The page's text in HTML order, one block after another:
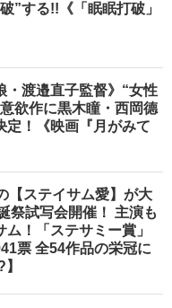
”する!!《「眠眠打破」
・渡邉直子監督》“女性
欲作に黒木瞳・西岡德
定！《映画『月がみて
【ステイサム愛】が大
祭試写会開催！ 主演も
！「ステサミー賞」
票 全54作品の栄冠に